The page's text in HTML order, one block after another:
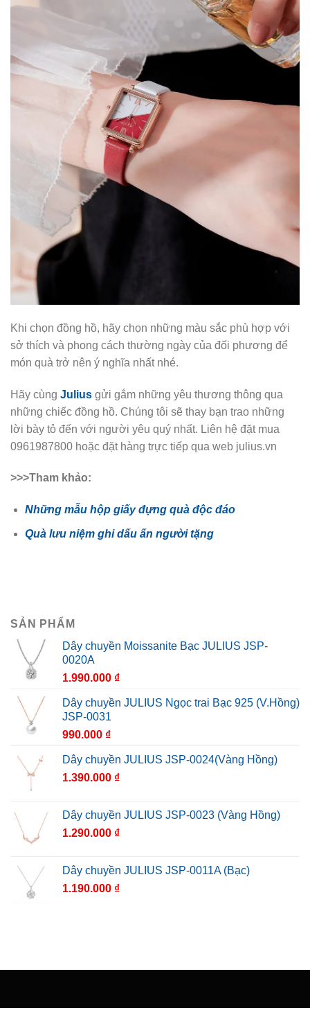
Khi chọn đồng hồ, hãy chọn những màu sắc phù hợp với
sở thích và phong cách thường ngày của đối phương để
món quà trở nên ý nghĩa nhất nhé.
Hãy cùng Julius gửi gắm những yêu thương thông qua
những chiếc đồng hồ. Chúng tôi sẽ thay bạn trao những
lời bày tỏ đến với người yêu quý nhất. Liên hệ đặt mua
0961987800 hoặc đặt hàng trực tiếp qua web julius.vn
>>>Tham khảo:
Những mẫu hộp giấy đựng quà độc đáo
Quà lưu niệm ghi dấu ấn người tặng
SẢN PHẨM
Dây chuyền Moissanite Bạc JULIUS JSP-
0020A
1.990.000 ₫
Dây chuyền JULIUS Ngọc trai Bạc 925 (V.Hồng)
JSP-0031
990.000 ₫
Dây chuyền JULIUS JSP-0024(Vàng Hồng)
1.390.000 ₫
Dây chuyền JULIUS JSP-0023 (Vàng Hồng)
1.290.000 ₫
Dây chuyền JULIUS JSP-0011A (Bạc)
1.190.000 ₫